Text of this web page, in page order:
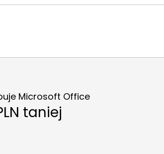
Microsoft Office
taniej